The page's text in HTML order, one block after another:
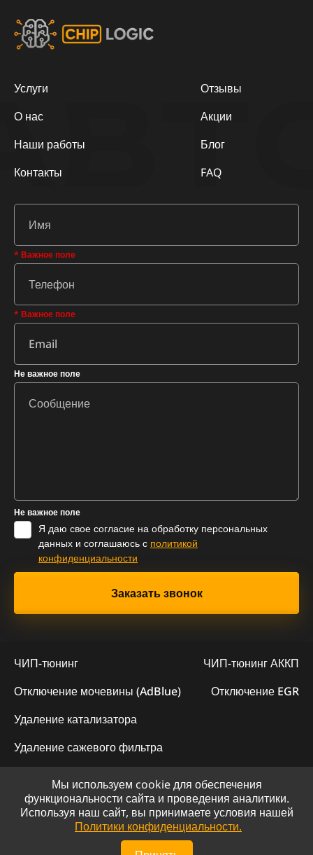
Услуги
О нас
Наши работы
Контакты
Отзывы
Акции
Блог
FAQ
* Важное поле
* Важное поле
Не важное поле
Не важное поле
Я даю свое согласие на обработку персональных
данных и соглашаюсь с политикой
конфиденциальности
ЧИП-тюнинг
ЧИП-тюнинг АККП
Отключение мочевины (AdBlue)
Отключение EGR
Удаление катализатора
Удаление сажевого фильтра
© 2023 - Официальный сайт "ChipLogic"
Политика конфиденциальности
Мы используем cookie для обеспечения
функциональности сайта и проведения аналитики.
Используя наш сайт, вы принимаете условия нашей
Политики конфиденциальности.